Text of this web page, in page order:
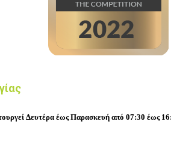
Δευτέρα έως Παρασκευή από 07:30 έως